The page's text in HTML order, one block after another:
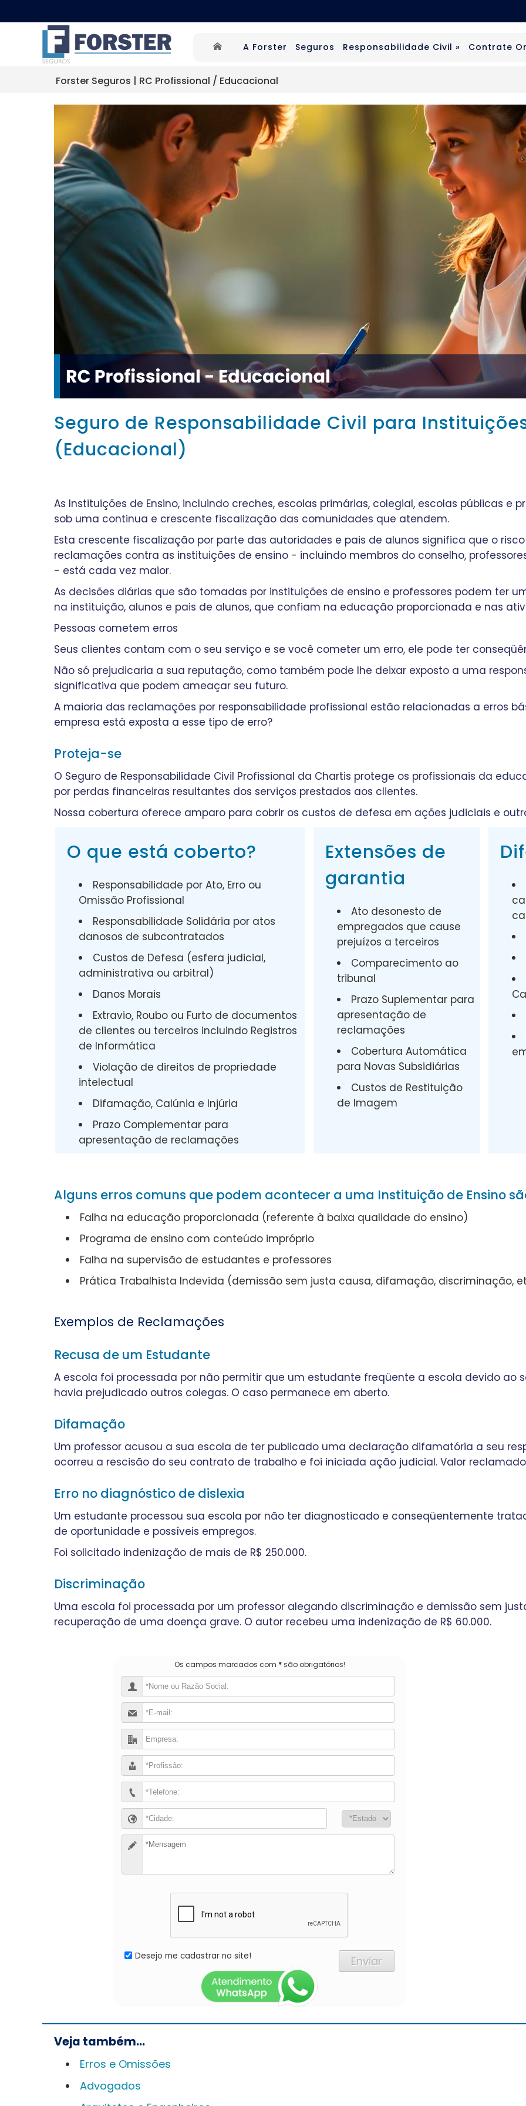
A Forster Seguros Responsabilidade Civil » Contrate
Forster Seguros | RC Profissional / Educacional
Seguro de Responsabilidade Civil para
(Educacional)
As Instituições de Ensino, incluindo creches, escolas primárias, colegial, escolas públicas e
sob uma continua e crescente fiscalização das comunidades que atendem.
Esta crescente fiscalização por parte das autoridades e pais de alunos significa que o
reclamações contra as instituições de ensino - incluindo membros do conselho,
- está cada vez maior.
As decisões diárias que são tomadas por instituições de ensino e professores podem ter
na instituição, alunos e pais de alunos, que confiam na educação proporcionada e nas
Pessoas cometem erros
Seus clientes contam com o seu serviço e se você cometer um erro, ele pode ter
Não só prejudicaria a sua reputação, como também pode lhe deixar exposto a uma
significativa que podem ameaçar seu futuro.
A maioria das reclamações por responsabilidade profissional estão relacionadas a erros
empresa está exposta a esse tipo de erro?
Proteja-se
O Seguro de Responsabilidade Civil Profissional da Chartis protege os profissionais da
por perdas financeiras resultantes dos serviços prestados aos clientes.
Nossa cobertura oferece amparo para cobrir os custos de defesa em ações judiciais e
O que está coberto?
Responsabilidade por Ato, Erro ou
Omissão Profissional
Responsabilidade Solidária por atos
danosos de subcontratados
Custos de Defesa (esfera judicial,
administrativa ou arbitral)
Danos Morais
Extravio, Roubo ou Furto de documentos
de clientes ou terceiros incluindo Registros
de Informática
Violação de direitos de propriedade
intelectual
Difamação, Calúnia e Injúria
Prazo Complementar para
apresentação de reclamações
Extensões de
garantia
Ato desonesto de
empregados que cause
prejuízos a terceiros
Comparecimento ao
tribunal
Prazo Suplementar para
apresentação de
reclamações
Cobertura Automática
para Novas Subsidiárias
Custos de Restituição
de Imagem
Alguns erros comuns que podem acontecer a uma Instituição de Ensino
Falha na educação proporcionada (referente à baixa qualidade do ensino)
Programa de ensino com conteúdo impróprio
Falha na supervisão de estudantes e professores
Prática Trabalhista Indevida (demissão sem justa causa, difamação, discriminação,
Exemplos de Reclamações
Recusa de um Estudante
A escola foi processada por não permitir que um estudante freqüente a escola devido ao
havia prejudicado outros colegas. O caso permanece em aberto.
Difamação
Um professor acusou a sua escola de ter publicado uma declaração difamatória a seu
ocorreu a rescisão do seu contrato de trabalho e foi iniciada ação judicial. Valor reclamado
Erro no diagnóstico de dislexia
Um estudante processou sua escola por não ter diagnosticado e conseqüentemente
de oportunidade e possíveis empregos.
Foi solicitado indenização de mais de R$ 250.000.
Discriminação
Uma escola foi processada por um professor alegando discriminação e demissão sem
recuperação de uma doença grave. O autor recebeu uma indenização de R$ 60.000.
Veja também...
Erros e Omissões
Advogados